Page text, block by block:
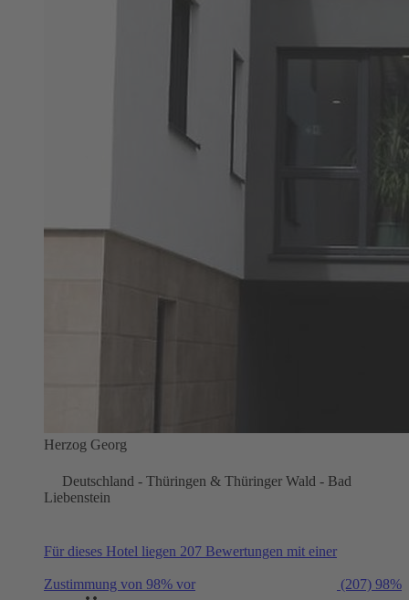
Herzog Georg
Deutschland - Thüringen & Thüringer Wald - Bad
Liebenstein
Für dieses Hotel liegen 207 Bewertungen mit einer
Zustimmung von 98% vor (207) 98%